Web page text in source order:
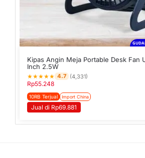
Kipas Angin Meja Portable Desk Fan
Inch 2.5W
★★★★★ 4.7 (4,331)
Rp55.248
10RB Terjual Import China
Jual di Rp69.881